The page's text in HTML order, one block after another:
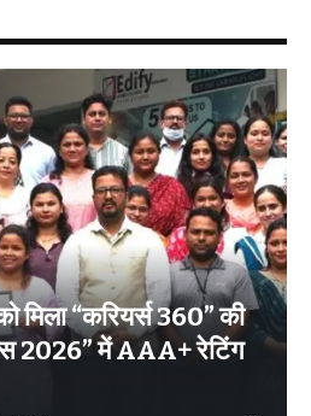
मिला “करियर्स 360” की
2026” में AAA+ रेटिंग